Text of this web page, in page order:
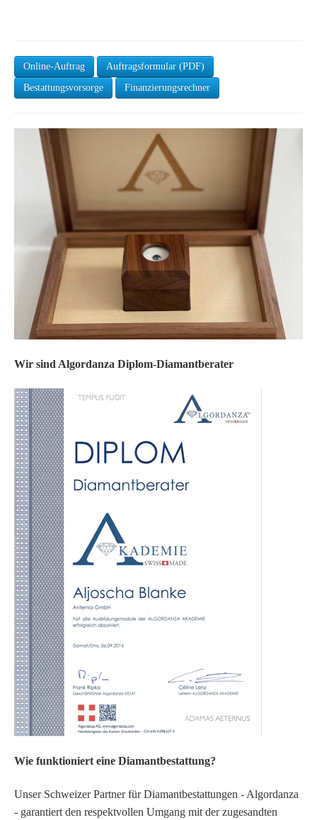
Online-Auftrag
Auftragsformular (PDF)
Bestattungsvorsorge
Finanzierungsrechner
Wir sind Algordanza Diplom-Diamantberater
Wie funktioniert eine Diamantbestattung?
Unser Schweizer Partner für Diamantbestattungen - Algordanza
- garantiert den respektvollen Umgang mit der zugesandten